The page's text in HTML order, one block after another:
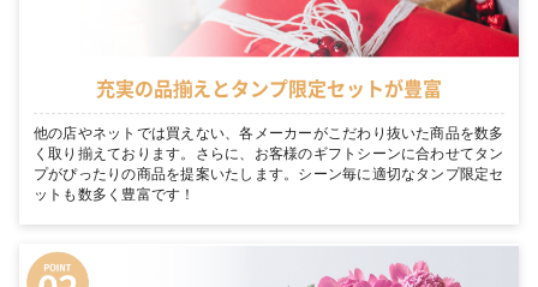
充実の品揃えとタンプ限定セットが豊富
他の店やネットでは買えない、各メーカーがこだわり抜いた商品を数多
く取り揃えております。さらに、お客様のギフトシーンに合わせてタン
プがぴったりの商品を提案いたします。シーン毎に適切なタンプ限定セ
ットも数多く豊富です！